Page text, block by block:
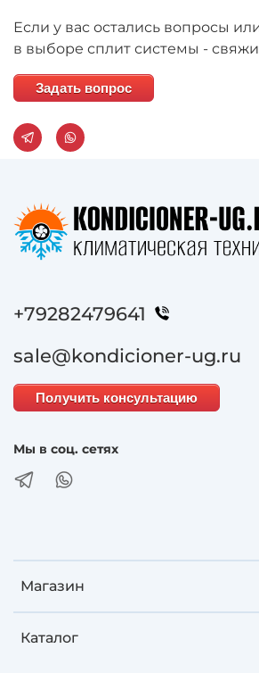
Если у вас остались вопросы
в выборе сплит системы -
Задать вопрос
Магазин
Каталог
+79282479641
sale@kondicioner-ug.ru
Получить консультацию
Мы в соц. сетях